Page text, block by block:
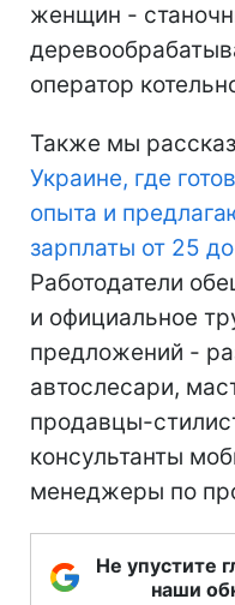
женщин -
оператор
Также мы
Украине, где
опыта и
зарплаты от 25
Работодатели
и официальное
предложений -
автослесари,
продавцы-
консультанты
менеджеры по
Не упустите
наши